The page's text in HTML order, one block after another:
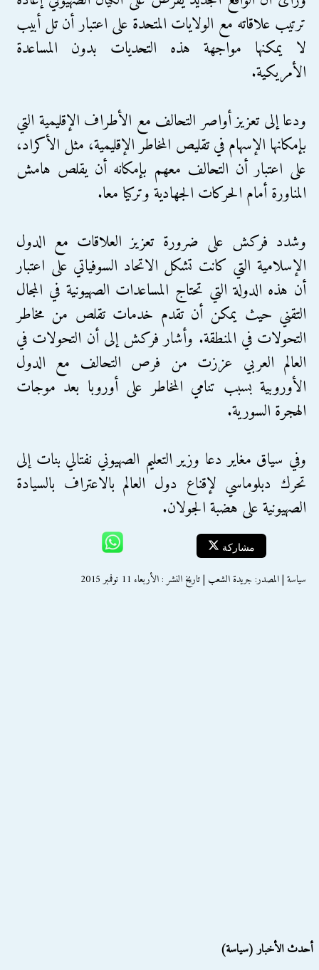
ترتيب علاقاته مع الولايات المتحدة على اعتبار أن تل أبيب
لا يمكنها مواجهة هذه التحديات بدون المساعدة
الأمريكية.
ودعا إلى تعزيز أواصر التحالف مع الأطراف الإقليمية التي
بإمكانها الإسهام في تقليص المخاطر الإقليمية، مثل الأكراد،
على اعتبار أن التحالف معهم بإمكانه أن يقلص هامش
المناورة أمام الحركات الجهادية وتركيا معا.
وشدد فركش على ضرورة تعزيز العلاقات مع الدول
الإسلامية التي كانت تشكل الاتحاد السوفياتي على اعتبار
أن هذه الدولة التي تحتاج المساعدات الصهيونية في المجال
التقني حيث يمكن أن تقدم خدمات تقلص من مخاطر
التحولات في المنطقة. وأشار فركش إلى أن التحولات في
العالم العربي عززت من فرص التحالف مع الدول
الأوروبية بسبب تنامي المخاطر على أوروبا بعد موجات
الهجرة السورية.
وفي سياق مغاير دعا وزير التعليم الصهيوني نفتالي بنات إلى
تحرك دبلوماسي لإقناع دول العالم بالاعتراف بالسيادة
الصهيونية على هضبة الجولان.
مشاركة
سياسة | المصدر: جريدة الشعب | تاريخ النشر : الأربعاء 11 نوفمبر 2015
أحدث الأخبار (سياسة)